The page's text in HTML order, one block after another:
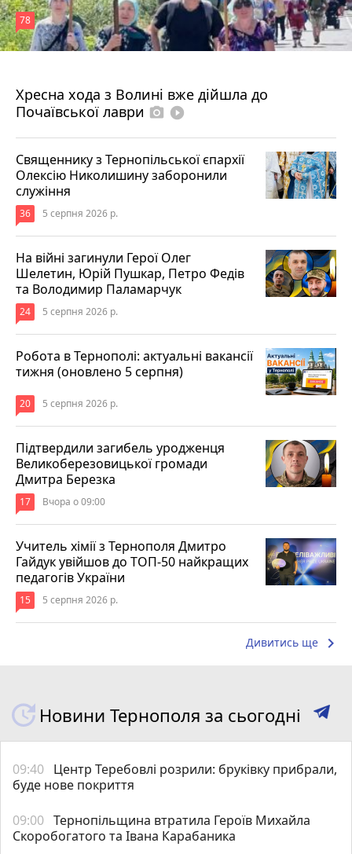
Хресна хода з Волині вже дійшла до
Почаївської лаври photo_camera play_circle_filled
78
Священнику з Тернопільської єпархії
Олексію Николишину заборонили
служіння
36 5 серпня 2026 р.
На війні загинули Герої Олег
Шелетин, Юрій Пушкар, Петро Федів
та Володимир Паламарчук
24 5 серпня 2026 р.
Робота в Тернополі: актуальні вакансії
тижня (оновлено 5 серпня)
20 5 серпня 2026 р.
Підтвердили загибель уродженця
Великоберезовицької громади
Дмитра Березка
17 Вчора о 09:00
Учитель хімії з Тернополя Дмитро
Гайдук увійшов до ТОП-50 найкращих
педагогів України
15 5 серпня 2026 р.
Дивитись ще keyboard_arrow_right
Новини Тернополя за сьогодні
09:40 Центр Теребовлі розрили: бруківку прибрали,
буде нове покриття
09:00 Тернопільщина втратила Героїв Михайла
Скоробогатого та Івана Карабаника